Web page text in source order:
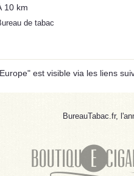
10 km
de tabac
est visible via les liens
BureauTabac.fr,